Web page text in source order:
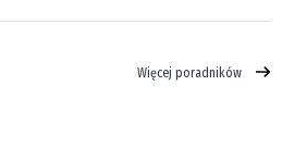
Więcej poradników